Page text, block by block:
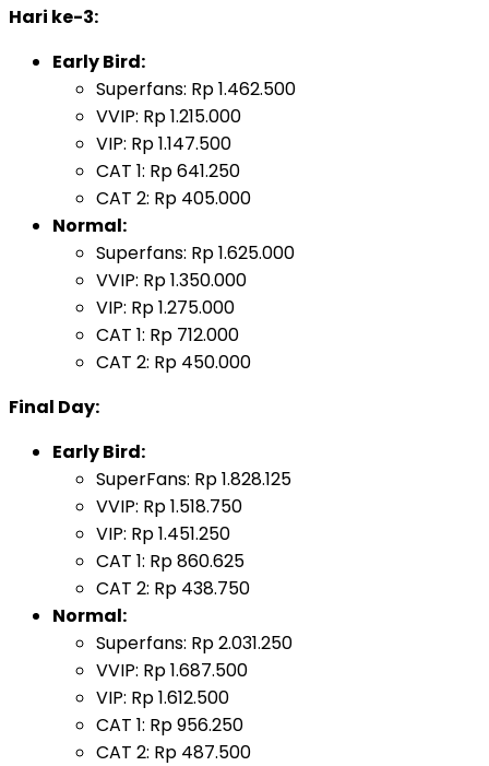
Hari ke-3:
Early Bird:
Superfans: Rp 1.462.500
VVIP: Rp 1.215.000
VIP: Rp 1.147.500
CAT 1: Rp 641.250
CAT 2: Rp 405.000
Normal:
Superfans: Rp 1.625.000
VVIP: Rp 1.350.000
VIP: Rp 1.275.000
CAT 1: Rp 712.000
CAT 2: Rp 450.000
Final Day:
Early Bird:
SuperFans: Rp 1.828.125
VVIP: Rp 1.518.750
VIP: Rp 1.451.250
CAT 1: Rp 860.625
CAT 2: Rp 438.750
Normal:
Superfans: Rp 2.031.250
VVIP: Rp 1.687.500
VIP: Rp 1.612.500
CAT 1: Rp 956.250
CAT 2: Rp 487.500